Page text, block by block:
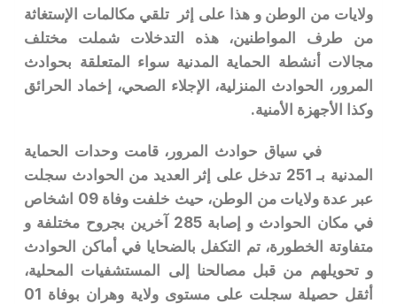
ولايات من الوطن و هذا على إثر تلقي مكالمات الإستغاثة
من طرف المواطنين، هذه التدخلات شملت مختلف
مجالات أنشطة الحماية المدنية سواء المتعلقة بحوادث
المرور، الحوادث المنزلية، الإجلاء الصحي، إخماد الحرائق
وكذا الأجهزة الأمنية.
في سياق حوادث المرور، قامت وحدات الحماية
المدنية بـ 251 تدخل على إثر العديد من الحوادث سجلت
عبر عدة ولايات من الوطن، حيث خلفت وفاة 09 اشخاص
في مكان الحوادث و إصابة 285 آخرين بجروح مختلفة و
متفاوتة الخطورة، تم التكفل بالضحايا في أماكن الحوادث
و تحويلهم من قبل مصالحنا إلى المستشفيات المحلية،
أثقل حصيلة سجلت على مستوى ولاية وهران بوفاة 01